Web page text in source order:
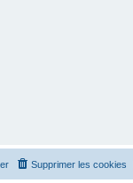
Supprimer les cookies